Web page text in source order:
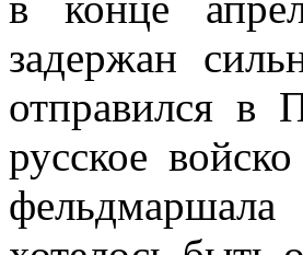
задержан
отправился в
русское